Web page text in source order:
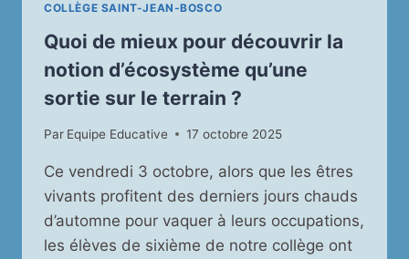
COLLÈGE SAINT-JEAN-BOSCO
Quoi de mieux pour découvrir la
notion d’écosystème qu’une
sortie sur le terrain ?
Par Equipe Educative 17 octobre 2025
Ce vendredi 3 octobre, alors que les êtres
vivants profitent des derniers jours chauds
d’automne pour vaquer à leurs occupations,
les élèves de sixième de notre collège ont